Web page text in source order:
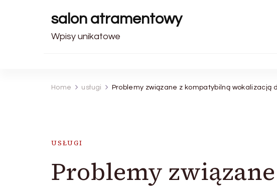
salon atramentowy
Wpisy unikatowe
Home usługi Problemy związane z kompatybilną wokalizacją
USŁUGI
Problemy